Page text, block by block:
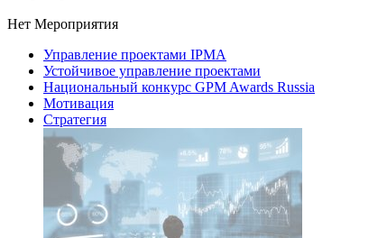
Нет Мероприятия
Управление проектами IPMA
Устойчивое управление проектами
Национальный конкурс GPM Awards Russia
Мотивация
Стратегия